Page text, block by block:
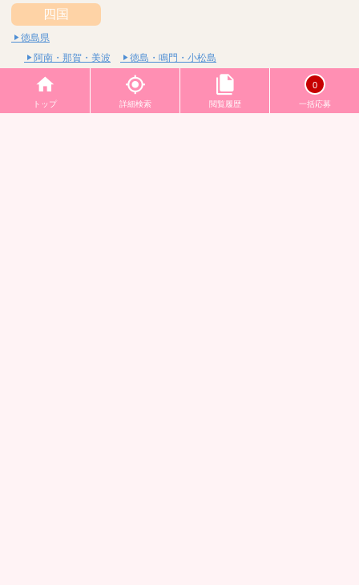
四国
徳島県
阿南・那賀・美波
徳島・鳴門・小松島
香川県
高松・坂出・さぬき
丸亀・善通寺・観音寺
トップ 詳細検索 閲覧履歴
0
一括応募